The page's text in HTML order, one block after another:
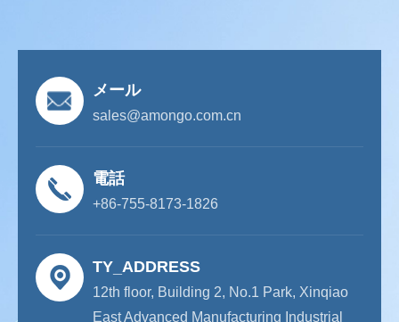
メール
sales@amongo.com.cn
電話
+86-755-8173-1826
TY_ADDRESS
12th floor, Building 2, No.1 Park, Xinqiao
East Advanced Manufacturing Industrial